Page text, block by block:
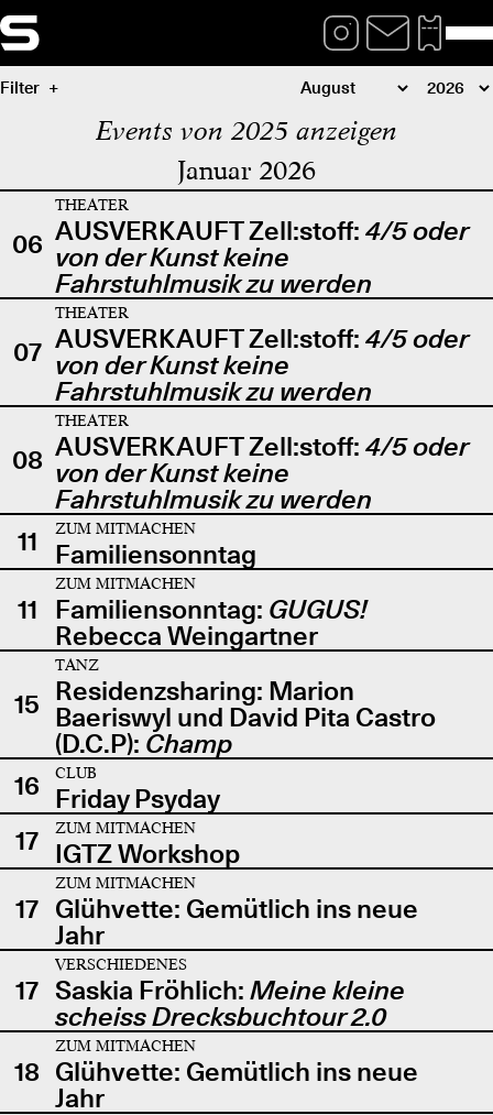
Filter
Events von 2025 anzeigen
Januar 2026
06
THEATER
AUSVERKAUFT Zell:stoff: 4/5 oder
von der Kunst keine
Fahrstuhlmusik zu werden
07
THEATER
AUSVERKAUFT Zell:stoff: 4/5 oder
von der Kunst keine
Fahrstuhlmusik zu werden
08
THEATER
AUSVERKAUFT Zell:stoff: 4/5 oder
von der Kunst keine
Fahrstuhlmusik zu werden
11
ZUM MITMACHEN
Familiensonntag
11
ZUM MITMACHEN
Familiensonntag: GUGUS!
Rebecca Weingartner
15
TANZ
Residenzsharing: Marion
Baeriswyl und David Pita Castro
(D.C.P): Champ
16
CLUB
Friday Psyday
17
ZUM MITMACHEN
IGTZ Workshop
17
ZUM MITMACHEN
Glühvette: Gemütlich ins neue
Jahr
17
VERSCHIEDENES
Saskia Fröhlich: Meine kleine
scheiss Drecksbuchtour 2.0
18
ZUM MITMACHEN
Glühvette: Gemütlich ins neue
Jahr